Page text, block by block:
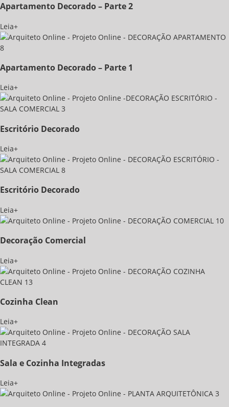
Apartamento Decorado – Parte 2
Leia+
Apartamento Decorado – Parte 1
Leia+
Escritório Decorado
Leia+
Escritório Decorado
Leia+
Decoração Comercial
Leia+
Cozinha Clean
Leia+
Sala e Cozinha Integradas
Leia+